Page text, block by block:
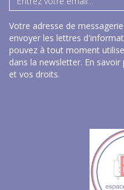
Votre adresse de
envoyer les lettres
pouvez à tout moment
dans la newsletter. En
et vos droits.